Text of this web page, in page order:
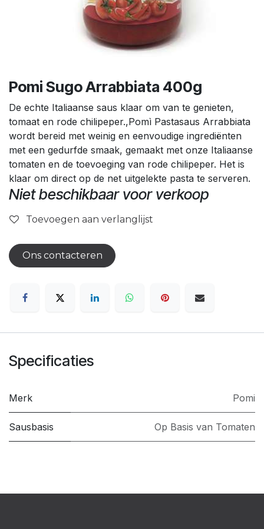
Pomi Sugo Arrabbiata 400g
De echte Italiaanse saus klaar om van te genieten,
tomaat en rode chilipeper.,Pomì Pastasaus Arrabbiata
wordt bereid met weinig en eenvoudige ingrediënten
met een gedurfde smaak, gemaakt met onze Italiaanse
tomaten en de toevoeging van rode chilipeper. Het is
klaar om direct op de net uitgelekte pasta te serveren.
Niet beschikbaar voor verkoop
Toevoegen aan verlanglijst
Ons contacteren
Specificaties
Merk Pomi
Sausbasis Op Basis van Tomaten